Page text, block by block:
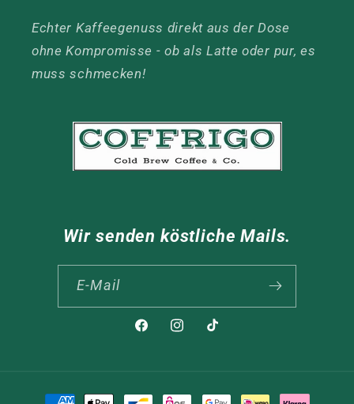
Echter Kaffeegenuss direkt aus der Dose
ohne Kompromisse - ob als Latte oder pur, es
muss schmecken!
Wir senden köstliche Mails.
E-Mail
FacebookInstagramTikTok
Zahlungsmethoden